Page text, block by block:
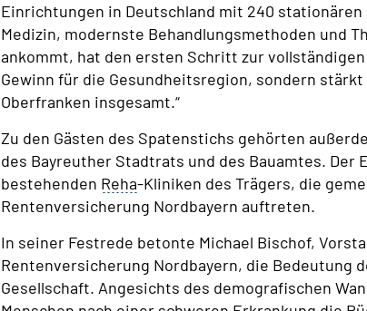
Einrichtungen in Deutschland mit 240
Medizin, modernste Behandlungsmethoden und
ankommt, hat den ersten Schritt zur
Gewinn für die Gesundheitsregion, sondern
Oberfranken insgesamt.“
Zu den Gästen des Spatenstichs gehörten
des Bayreuther Stadtrats und des Bauamtes.
bestehenden Reha-Kliniken des Trägers, die
Rentenversicherung Nordbayern auftreten.
In seiner Festrede betonte Michael Bischof,
Rentenversicherung Nordbayern, die Bedeutung
Gesellschaft. Angesichts des demografischen